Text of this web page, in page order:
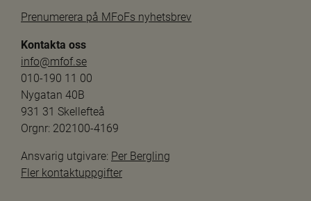
Prenumerera på MFoFs nyhetsbrev
Kontakta oss
info@mfof.se
010-190 11 00
Nygatan 40B
931 31 Skellefteå
Orgnr: 202100-4169
Ansvarig utgivare: Per Bergling
Fler kontaktuppgifter